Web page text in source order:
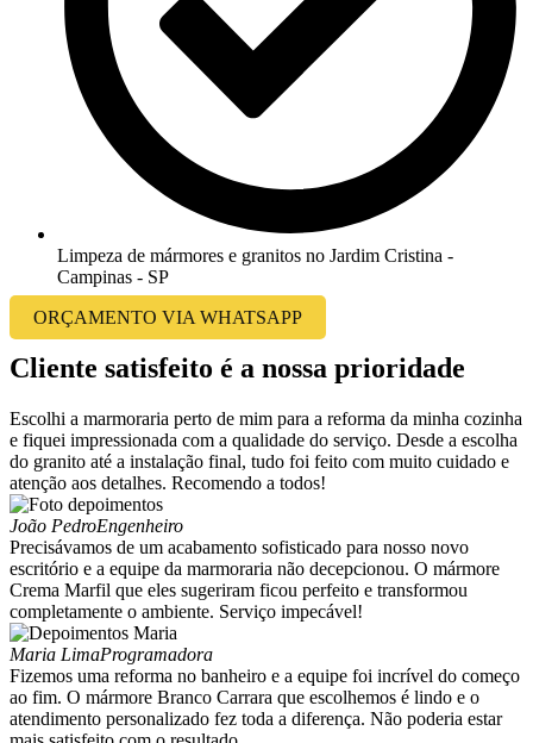
Limpeza de mármores e granitos no Jardim Cristina -
Campinas - SP
ORÇAMENTO VIA WHATSAPP
Cliente satisfeito é a nossa prioridade
Escolhi a marmoraria perto de mim para a reforma da minha cozinha
e fiquei impressionada com a qualidade do serviço. Desde a escolha
do granito até a instalação final, tudo foi feito com muito cuidado e
atenção aos detalhes. Recomendo a todos!
João PedroEngenheiro
Precisávamos de um acabamento sofisticado para nosso novo
escritório e a equipe da marmoraria não decepcionou. O mármore
Crema Marfil que eles sugeriram ficou perfeito e transformou
completamente o ambiente. Serviço impecável!
Maria LimaProgramadora
Fizemos uma reforma no banheiro e a equipe foi incrível do começo
ao fim. O mármore Branco Carrara que escolhemos é lindo e o
atendimento personalizado fez toda a diferença. Não poderia estar